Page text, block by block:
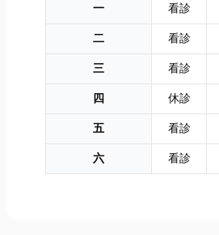
一
看診
二
看診
三
看診
四
休診
五
看診
六
看診